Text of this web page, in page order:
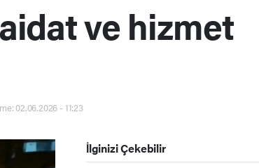
ve hizmet
02.06.2026 - 11:23
İlginizi Çekebilir